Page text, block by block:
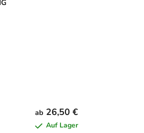
ab 26,50 €
Auf Lager